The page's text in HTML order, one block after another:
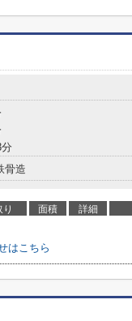
骨造
り 面積 詳細
はこちら